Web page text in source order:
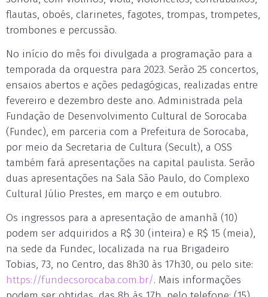
flautas, oboés, clarinetes, fagotes, trompas, trompetes,
trombones e percussão.
No início do mês foi divulgada a programação para a
temporada da orquestra para 2023. Serão 25 concertos,
ensaios abertos e ações pedagógicas, realizadas entre
fevereiro e dezembro deste ano. Administrada pela
Fundação de Desenvolvimento Cultural de Sorocaba
(Fundec), em parceria com a Prefeitura de Sorocaba,
por meio da Secretaria de Cultura (Secult), a OSS
também fará apresentações na capital paulista. Serão
duas apresentações na Sala São Paulo, do Complexo
Cultural Júlio Prestes, em março e em outubro.
Os ingressos para a apresentação de amanhã (10)
podem ser adquiridos a R$ 30 (inteira) e R$ 15 (meia),
na sede da Fundec, localizada na rua Brigadeiro
Tobias, 73, no Centro, das 8h30 às 17h30, ou pelo site:
https://fundecsorocaba.com.br/. Mais informações